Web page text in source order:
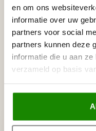
en om ons
informatie over uw
partners voor social
partners kunnen deze
informatie die u aan
verzameld op basis
HOMESTAR
Homestar
lengte 2 m
Op voorraad
Recent bekeken